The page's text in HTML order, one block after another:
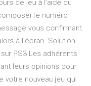
de jeu à l'aide du
le numéro
vous confirmant
à l'écran. Solution
PS3 Les adhérents
leurs opinions pour
votre nouveau jeu qui